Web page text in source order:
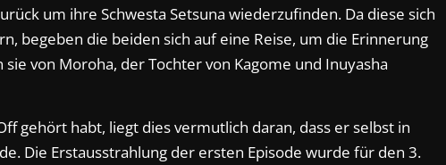
um ihre Schwesta Setsuna wiederzufinden. Da diese sich
begeben die beiden sich auf eine Reise, um die Erinnerung
von Moroha, der Tochter von Kagome und Inuyasha
gehört habt, liegt dies vermutlich daran, dass er selbst in
Die Erstausstrahlung der ersten Episode wurde für den 3.